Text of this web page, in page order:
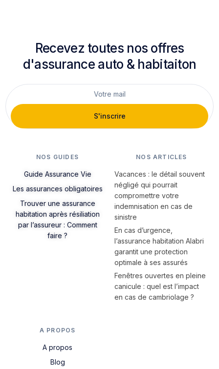
Recevez toutes nos offres
d'assurance auto & habitaiton
S'inscrire
NOS GUIDES
Guide Assurance Vie
Les assurances obligatoires
Trouver une assurance
habitation après résiliation
par l’assureur : Comment
faire ?
NOS ARTICLES
Vacances : le détail souvent
négligé qui pourrait
compromettre votre
indemnisation en cas de
sinistre
En cas d’urgence,
l’assurance habitation Alabri
garantit une protection
optimale à ses assurés
Fenêtres ouvertes en pleine
canicule : quel est l’impact
en cas de cambriolage ?
A PROPOS
A propos
Blog